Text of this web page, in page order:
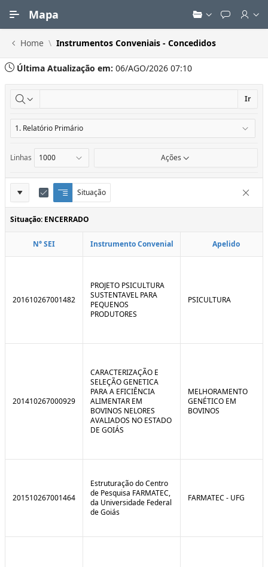
Mapa
Home Instrumentos Conveniais - Concedidos
Última Atualização em: 06/AGO/2026 07:10
Ir
Linhas Ações
Definições
do
Relatório
Situação
Q
u
e
b
E
d
i
t
Situação: ENCERRADO
N° SEI Instrumento Convenial Apelido
201610267001482
PROJETO PSICULTURA
SUSTENTAVEL PARA
PEQUENOS
PRODUTORES
PSICULTURA
201410267000929
CARACTERIZAÇÃO E
SELEÇÃO GENETICA
PARA A EFICIÊNCIA
ALIMENTAR EM
BOVINOS NELORES
AVALIADOS NO ESTADO
DE GOIÁS
MELHORAMENTO
GENÉTICO EM
BOVINOS
201510267001464
Estruturação do Centro
de Pesquisa FARMATEC,
da Universidade Federal
de Goiás
FARMATEC - UFG